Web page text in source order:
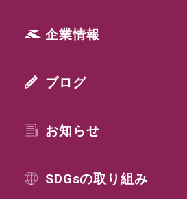
企業情報
ブログ
お知らせ
SDGsの取り組み